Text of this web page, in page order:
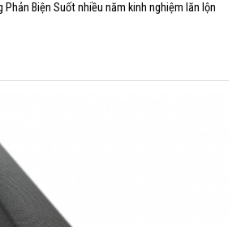
Phản Biện Suốt nhiều năm kinh nghiệm lăn lộn